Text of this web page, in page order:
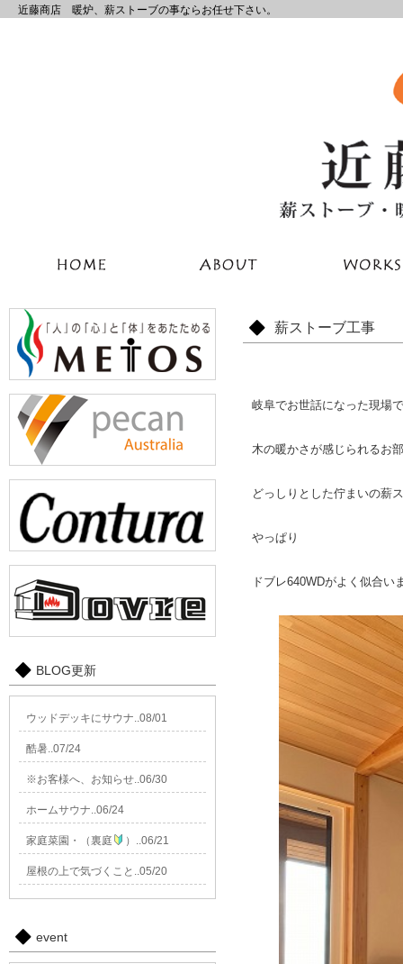
近藤商店 暖炉、薪ストーブの事ならお任せ下さい。
薪ストーブ工事
岐阜でお世話になった現場
木の暖かさが感じられるお
どっしりとした佇まいの薪
やっぱり
ドブレ640WDがよく似合い
BLOG更新
ウッドデッキにサウナ..08/01
酷暑..07/24
※お客様へ、お知らせ..06/30
ホームサウナ..06/24
家庭菜園・（裏庭 ）..06/21
屋根の上で気づくこと..05/20
event